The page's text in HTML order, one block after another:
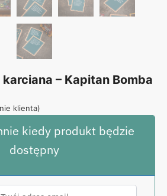
– Kapitan Bomba
klienta)
kiedy produkt będzie
dostępny